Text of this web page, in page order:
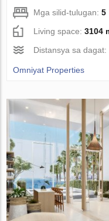
Mga silid-tulugan:5
Living space:3104
Distansya sa dagat:
Omniyat Properties